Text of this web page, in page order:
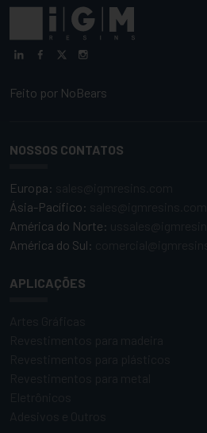
Feito por NoBears
NOSSOS CONTATOS
Europa:
Ásia-Pacífico:
América do Norte:
América do Sul:
APLICAÇÕES